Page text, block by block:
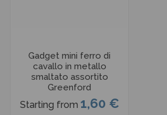
Gadget mini ferro di
cavallo in metallo
smaltato assortito
Greenford
Starting from 1,60 €